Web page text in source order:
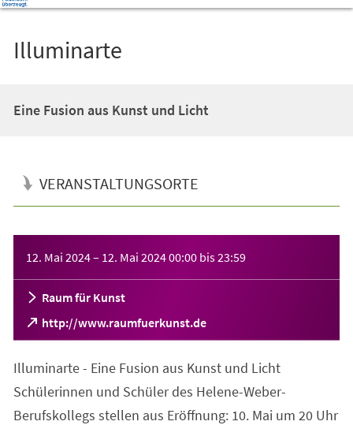
Illuminarte
Eine Fusion aus Kunst und Licht
VERANSTALTUNGSORTE
12. Mai 2024– 12. Mai 202400:00 bis23:59
Raum für Kunst
http://www.raumfuerkunst.de
(Öffnet
in
neuen
Tab)
Illuminarte - Eine Fusion aus Kunst und Licht
Schülerinnen und Schüler des Helene-Weber-
Berufskollegs stellen aus Eröffnung: 10. Mai um 20 Uhr